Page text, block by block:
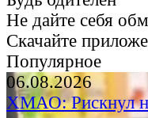
Не дайте себя
Скачайте
Популярное
06.08.2026
ХМАО: Рискнул